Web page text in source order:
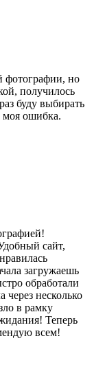
фотографии, но
получилось
буду выбирать
моя ошибка.
сайт,
загружаешь
обработали
через несколько
в рамку
Теперь
всем!